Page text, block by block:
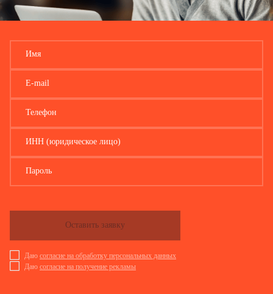
Имя
E-mail
Телефон
ИНН (юридическое лицо)
Пароль
Даю согласие на обработку персональных данных
Даю согласие на получение рекламы
Оставить заявку